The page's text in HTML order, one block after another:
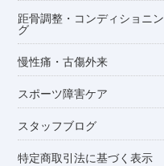
距骨調整・コンディショニン
グ
慢性痛・古傷外来
スポーツ障害ケア
スタッフブログ
特定商取引法に基づく表示